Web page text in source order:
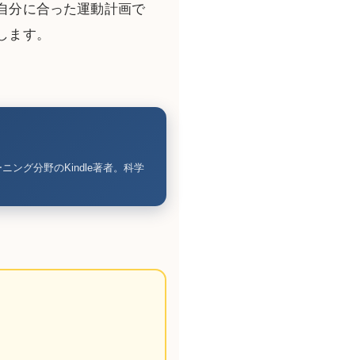
分に合った運動計画で
す。
ング分野のKindle著者。科学